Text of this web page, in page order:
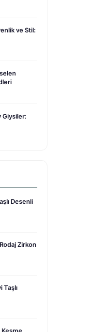
ve Stil:
Giysiler:
Desenli
Zirkon
Taşlı